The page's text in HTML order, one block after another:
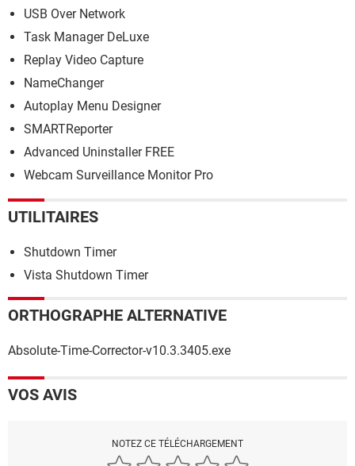
USB Over Network
Task Manager DeLuxe
Replay Video Capture
NameChanger
Autoplay Menu Designer
SMARTReporter
Advanced Uninstaller FREE
Webcam Surveillance Monitor Pro
UTILITAIRES
Shutdown Timer
Vista Shutdown Timer
ORTHOGRAPHE ALTERNATIVE
Absolute-Time-Corrector-v10.3.3405.exe
VOS AVIS
NOTEZ CE TÉLÉCHARGEMENT